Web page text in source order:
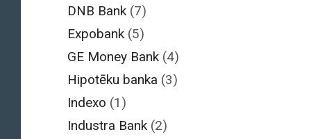
DNB Bank (7)
Expobank (5)
GE Money Bank (4)
Hipotēku banka (3)
Indexo (1)
Industra Bank (2)